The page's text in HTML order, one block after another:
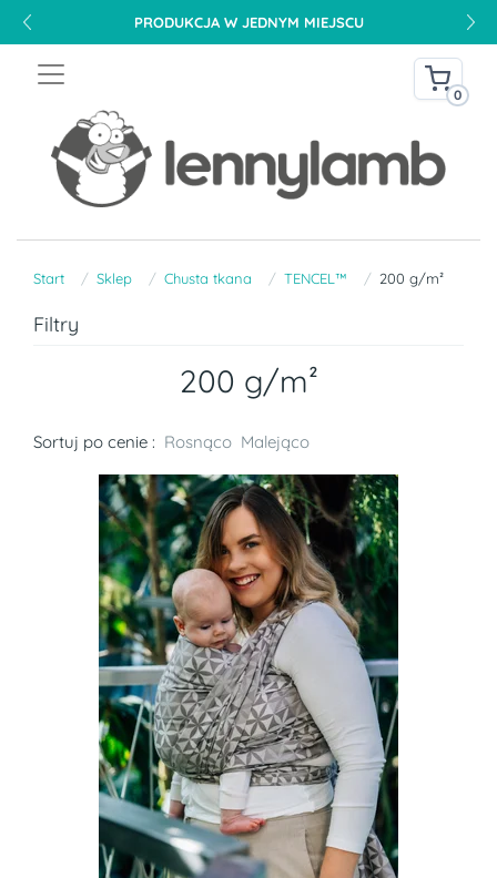
PRODUKCJA W JEDNYM MIEJSCU
0
Start Sklep Chusta tkana TENCEL™ 200 g/m²
Filtry
200 g/m²
Sortuj po cenie : Rosnąco Malejąco